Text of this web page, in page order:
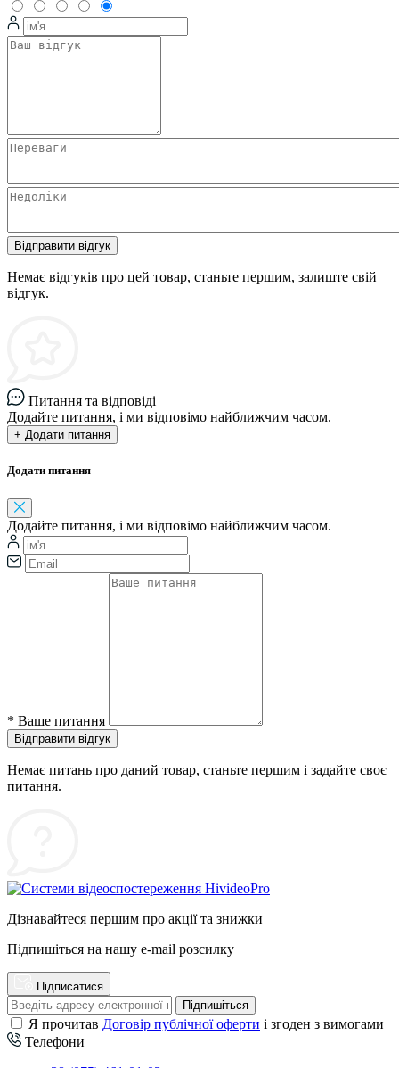
Відправити відгук
Немає відгуків про цей товар, станьте першим, залиште свій
відгук.
Питання та відповіді
Додайте питання, і ми відповімо найближчим часом.
+ Додати питання
Додати питання
Додайте питання, і ми відповімо найближчим часом.
* Ваше питання
Відправити відгук
Немає питань про даний товар, станьте першим і задайте своє
питання.
Дізнавайтеся першим про акції та знижки
Підпишіться на нашу e-mail розсилку
Підписатися
Підпишіться
Я прочитав Договір публічної оферти і згоден з вимогами
Телефони